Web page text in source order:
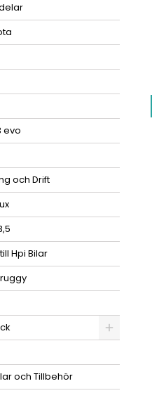
evo
och Drift
Hpi Bilar
och Tillbehör